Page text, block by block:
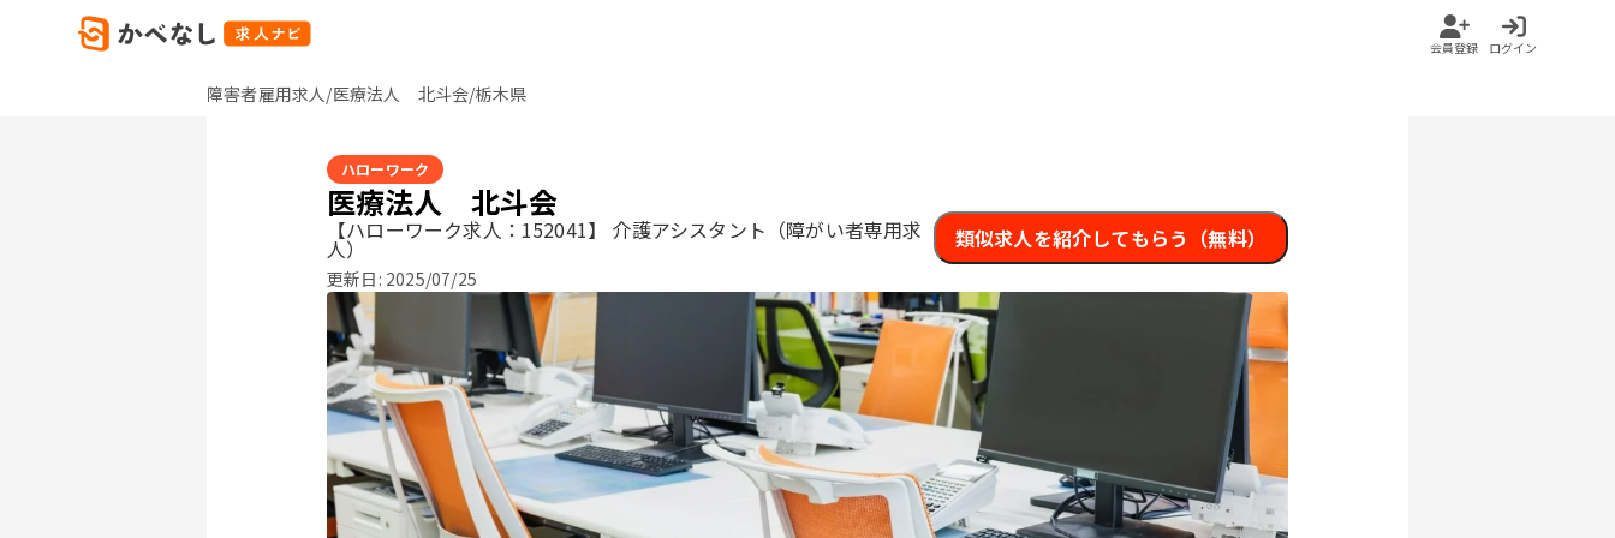
会員登録 ログイン
障害者雇用求人/医療法人 北斗会/栃木県
ハローワーク
医療法人 北斗会
【ハローワーク求人：152041】 介護アシスタント（障がい者専用求
人）
更新日: 2025/07/25
類似求人を紹介してもらう（無料）